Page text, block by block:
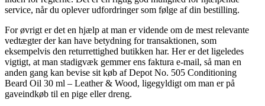
service, når du oplever udfordringer som følge af din bestilling.
For øvrigt er det en hjælp at man er vidende om de mest relevante
vedtægter der kan have betydning for transaktionen, som
eksempelvis den returrettighed butikken har. Her er det ligeledes
vigtigt, at man stadigvæk gemmer ens faktura e-mail, så man en
anden gang kan bevise sit køb af Depot No. 505 Conditioning
Beard Oil 30 ml – Leather & Wood, ligegyldigt om man er på
gaveindkøb til en pige eller dreng.